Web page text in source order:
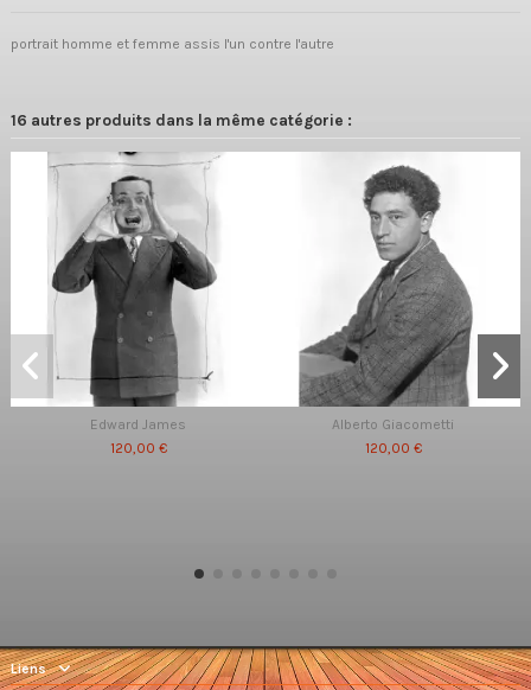
portrait homme et femme assis l'un contre l'autre
16 autres produits dans la même catégorie :
Edward James
120,00 €
Alberto Giacometti
120,00 €
Liens